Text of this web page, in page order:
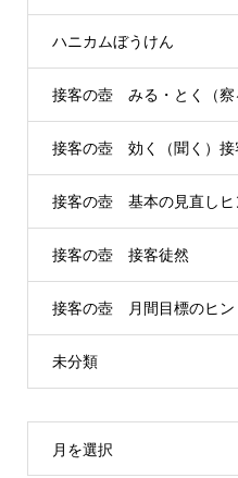
ハニカムぼうけん
接客の壺 みる・とく（察
接客の壺 効く（聞く）接
接客の壺 基本の見直しヒ
接客の壺 接客徒然
接客の壺 月間目標のヒン
未分類
月を選択